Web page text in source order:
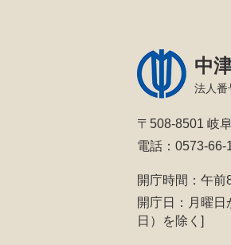
中
法人番
〒508-8501 岐
電話：0573-
開庁時間：午
開庁日：月曜日
日）を除く]